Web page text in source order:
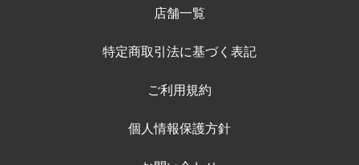
店舗一覧
特定商取引法に基づく表記
ご利用規約
個人情報保護方針